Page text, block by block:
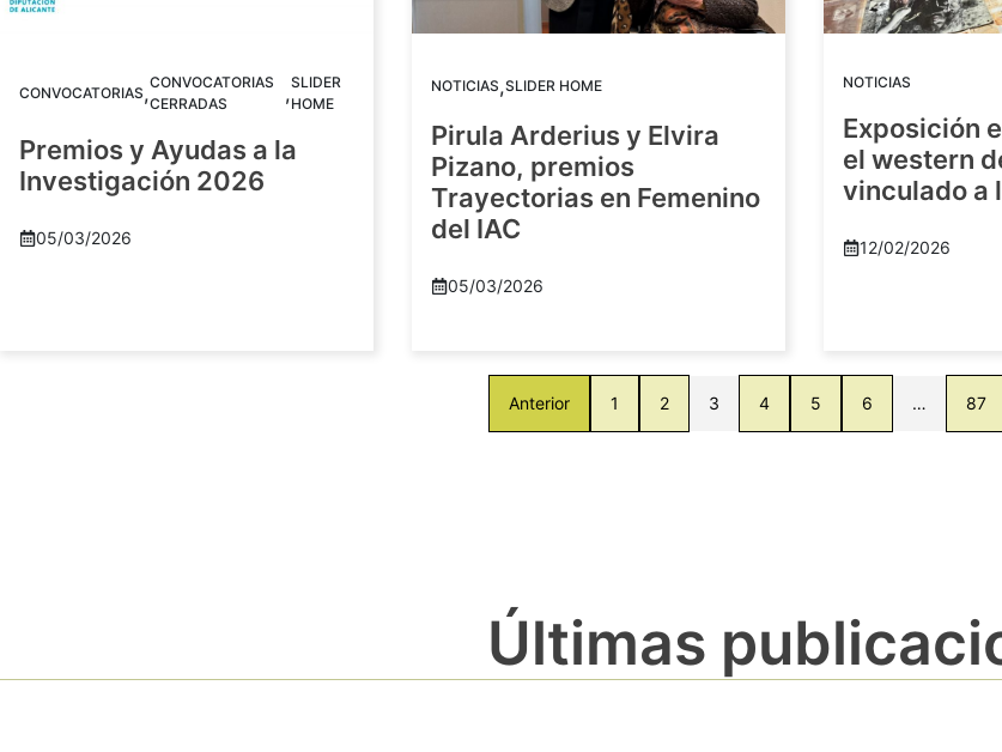
CONVOCATORIAS,CONVOCATORIAS
CERRADAS
,SLIDER
HOME
Premios y Ayudas a la
Investigación 2026
05/03/2026
NOTICIAS,SLIDER HOME
Pirula Arderius y Elvira
Pizano, premios
Trayectorias en Femenino
del IAC
05/03/2026
NOTICIAS
Exposición
el western
vinculado a
12/02/2026
Anterior 1 2 3 4 5 6 … 87
Últimas